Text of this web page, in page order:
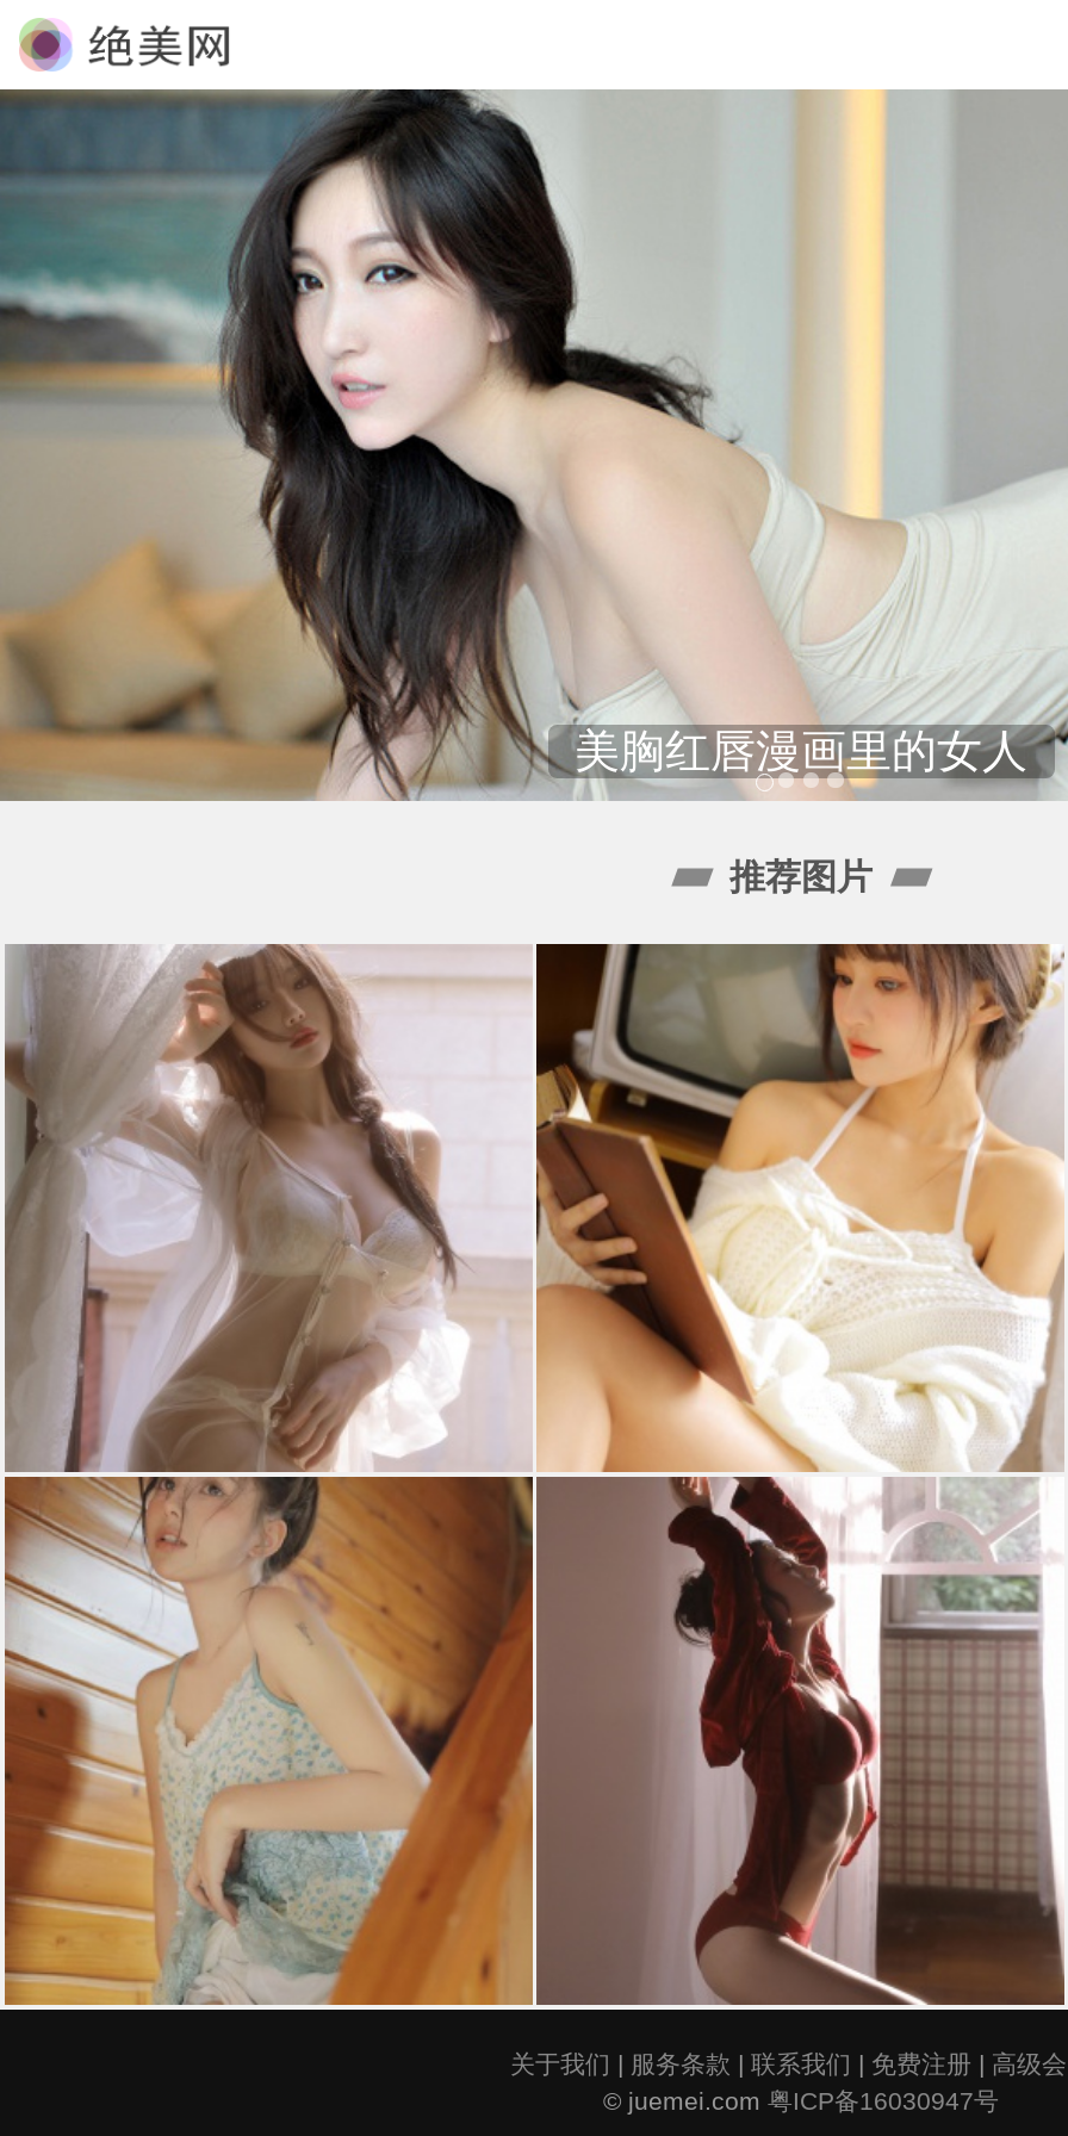
美胸红唇漫画里的女人
推荐图片
关于我们 | 服务条款 | 联系我们 | 免费注册 | 高级
© juemei.com 粤ICP备16030947号